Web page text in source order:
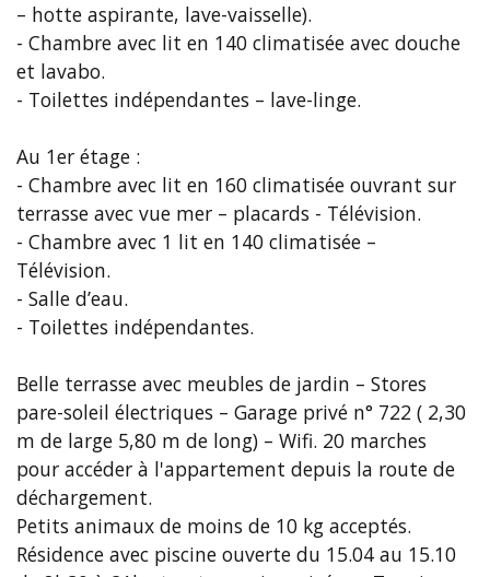
– hotte aspirante, lave-vaisselle).
- Chambre avec lit en 140 climatisée avec douche
et lavabo.
- Toilettes indépendantes – lave-linge.
Au 1er étage :
- Chambre avec lit en 160 climatisée ouvrant sur
terrasse avec vue mer – placards - Télévision.
- Chambre avec 1 lit en 140 climatisée –
Télévision.
- Salle d’eau.
- Toilettes indépendantes.
Belle terrasse avec meubles de jardin – Stores
pare-soleil électriques – Garage privé n° 722 ( 2,30
m de large 5,80 m de long) – Wifi. 20 marches
pour accéder à l'appartement depuis la route de
déchargement.
Petits animaux de moins de 10 kg acceptés.
Résidence avec piscine ouverte du 15.04 au 15.10